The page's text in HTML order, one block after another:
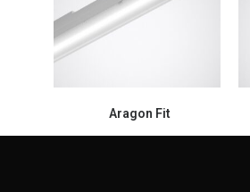
Aragon Fit